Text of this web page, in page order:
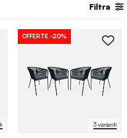
sedie e poltrone da giardino
Filtra
3 varianti
OFFERTE -20%